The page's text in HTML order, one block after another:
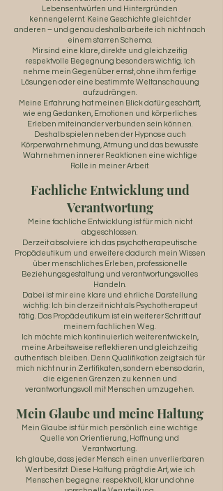
Lebensentwürfen und Hintergründen
kennengelernt. Keine Geschichte gleicht der
anderen – und genau deshalb arbeite ich nicht nach
einem starren Schema.
Mir sind eine klare, direkte und gleichzeitig
respektvolle Begegnung besonders wichtig. Ich
nehme mein Gegenüber ernst, ohne ihm fertige
Lösungen oder eine bestimmte Weltanschauung
aufzudrängen.
Meine Erfahrung hat meinen Blick dafür geschärft,
wie eng Gedanken, Emotionen und körperliches
Erleben miteinander verbunden sein können.
Deshalb spielen neben der Hypnose auch
Körperwahrnehmung, Atmung und das bewusste
Wahrnehmen innerer Reaktionen eine wichtige
Rolle in meiner Arbeit.
Fachliche Entwicklung und
Verantwortung
Meine fachliche Entwicklung ist für mich nicht
abgeschlossen.
Derzeit absolviere ich das psychotherapeutische
Propädeutikum und erweitere dadurch mein Wissen
über menschliches Erleben, professionelle
Beziehungsgestaltung und verantwortungsvolles
Handeln.
Dabei ist mir eine klare und ehrliche Darstellung
wichtig: Ich bin derzeit nicht als Psychotherapeut
tätig. Das Propädeutikum ist ein weiterer Schritt auf
meinem fachlichen Weg.
Ich möchte mich kontinuierlich weiterentwickeln,
meine Arbeitsweise reflektieren und gleichzeitig
authentisch bleiben. Denn Qualifikation zeigt sich für
mich nicht nur in Zertifikaten, sondern ebenso darin,
die eigenen Grenzen zu kennen und
verantwortungsvoll mit Menschen umzugehen.
Mein Glaube und meine Haltung
Mein Glaube ist für mich persönlich eine wichtige
Quelle von Orientierung, Hoffnung und
Verantwortung.
Ich glaube, dass jeder Mensch einen unverlierbaren
Wert besitzt. Diese Haltung prägt die Art, wie ich
Menschen begegne: respektvoll, klar und ohne